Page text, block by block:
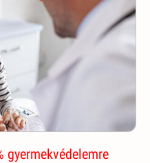
gyermekvédelemre